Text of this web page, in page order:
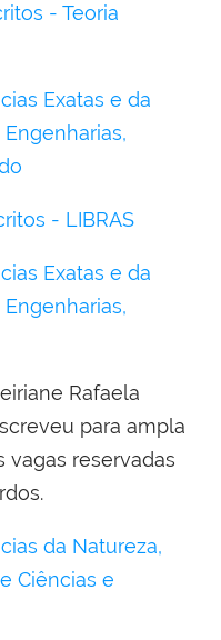
- Teoria
Exatas e da
- LIBRAS
Exatas e da
Rafaela
para ampla
vagas reservadas
da Natureza,
Ciências e